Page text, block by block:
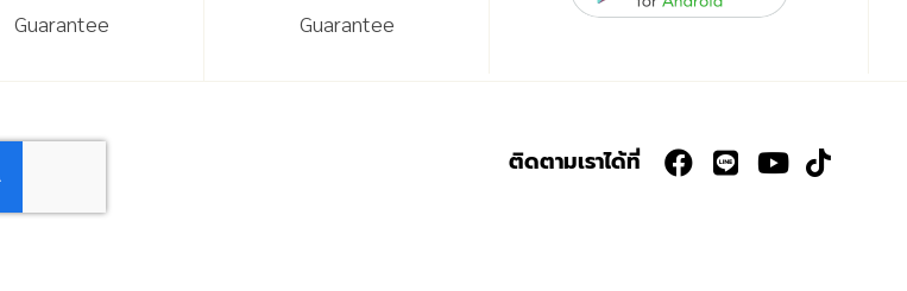
Guarantee
Guarantee
ติดตามเราได้ที่